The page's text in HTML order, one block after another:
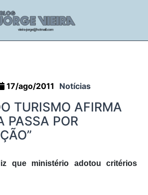
17/ago/2011 Notícias
TURISMO AFIRMA
PASSA POR
que ministério adotou critérios